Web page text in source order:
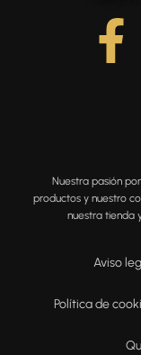
Nuestra pasión
productos y nuestro
nuestra tienda
Aviso
Política de